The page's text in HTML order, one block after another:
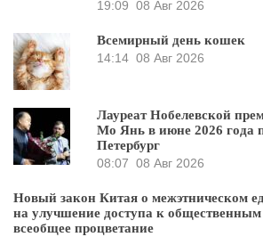
19:09 08 Авг 2026
Всемирный день кошек
14:14 08 Авг 2026
Лауреат Нобелевской
Мо Янь в июне 2026 года
Петербург
08:07 08 Авг 2026
Новый закон Китая о межэтническом
на улучшение доступа к общественным
всеобщее процветание